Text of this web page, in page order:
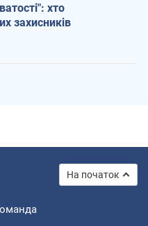
хто
захисників
На початок